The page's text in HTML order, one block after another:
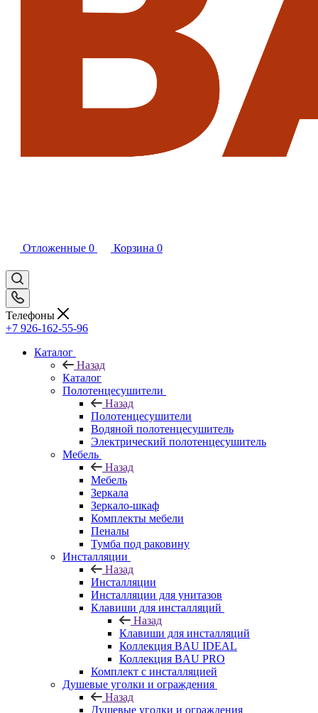
Отложенные 0 Корзина 0
Телефоны
+7 926-162-55-96
Каталог
Назад
Каталог
Полотенцесушители
Назад
Полотенцесушители
Водяной полотенцесушитель
Электрический полотенцесушитель
Мебель
Назад
Мебель
Зеркала
Зеркало-шкаф
Комплекты мебели
Пеналы
Тумба под раковину
Инсталляции
Назад
Инсталляции
Инсталляции для унитазов
Клавиши для инсталляций
Назад
Клавиши для инсталляций
Коллекция BAU IDEAL
Коллекция BAU PRO
Комплект с инсталляцией
Душевые уголки и ограждения
Назад
Душевые уголки и ограждения